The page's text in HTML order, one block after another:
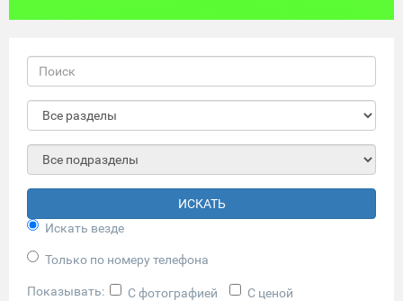
ИСКАТЬ
Искать везде
Только по номеру телефона
Показывать: С фотографией С ценой